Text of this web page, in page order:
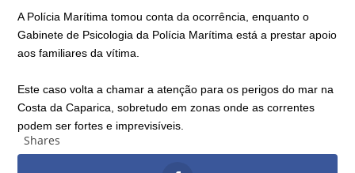
A Polícia Marítima tomou conta da ocorrência, enquanto o
Gabinete de Psicologia da Polícia Marítima está a prestar apoio
aos familiares da vítima.
Este caso volta a chamar a atenção para os perigos do mar na
Costa da Caparica, sobretudo em zonas onde as correntes
podem ser fortes e imprevisíveis.
Shares